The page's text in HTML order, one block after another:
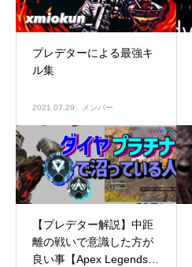
プレデターによる最強キ
ル集
2021.07.29 メンバー
【プレデター解説】中距
離の戦いで意識した方が
良い事【Apex Legends】